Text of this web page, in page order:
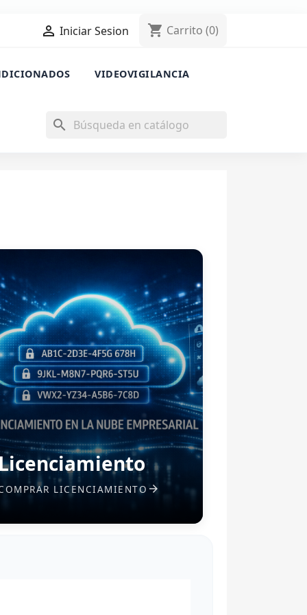
 Iniciar Sesion shopping_cart Carrito (0)
VIDEOVIGILANCIA
search
LICENCIAMIENTO 